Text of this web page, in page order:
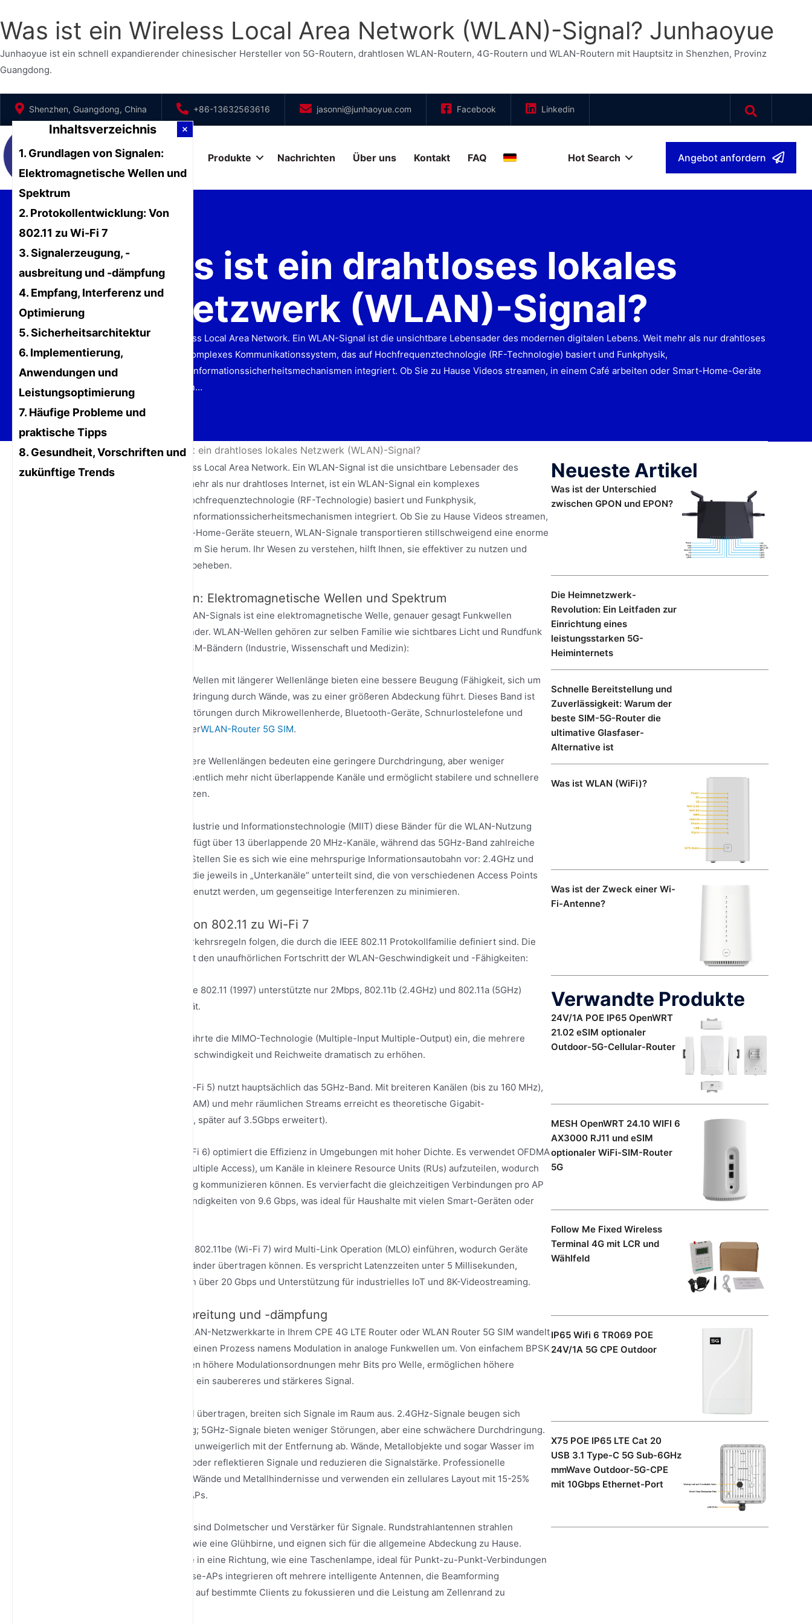
Was ist ein Wireless Local Area Network (WLAN)-Signal? Junhaoyue
Junhaoyue ist ein schnell expandierender chinesischer Hersteller von 5G-Routern, drahtlosen WLAN-Routern, 4G-Routern und WLAN-Routern mit Hauptsitz in Shenzhen, Provinz
Guangdong.
Zum
Inhalt
springen
Shenzhen, Guangdong, China +86-13632563616 jasonni@junhaoyue.com Facebook Linkedin
Startseite Produkte Nachrichten Über uns Kontakt FAQ Hot Search Angebot anfordern
Was ist ein drahtloses lokales
Netzwerk (WLAN)-Signal?
WLAN ist die Abkürzung für Wireless Local Area Network. Ein WLAN-Signal ist die unsichtbare Lebensader des modernen digitalen Lebens. Weit mehr als nur drahtloses
Internet, ist ein WLAN-Signal ein komplexes Kommunikationssystem, das auf Hochfrequenztechnologie (RF-Technologie) basiert und Funkphysik,
Computernetzwerkprotokolle und Informationssicherheitsmechanismen integriert. Ob Sie zu Hause Videos streamen, in einem Café arbeiten oder Smart-Home-Geräte
steuern, WLAN-Signale übertragen…
Startseite / Nachrichten / Was ist ein drahtloses lokales Netzwerk (WLAN)-Signal?
Inhaltsverzeichnis
1. Grundlagen von Signalen:
Elektromagnetische Wellen und
Spektrum
2. Protokollentwicklung: Von
802.11 zu Wi-Fi 7
3. Signalerzeugung, -
ausbreitung und -dämpfung
4. Empfang, Interferenz und
Optimierung
5. Sicherheitsarchitektur
6. Implementierung,
Anwendungen und
Leistungsoptimierung
7. Häufige Probleme und
praktische Tipps
8. Gesundheit, Vorschriften und
zukünftige Trends
WLAN ist die Abkürzung für Wireless Local Area Network. Ein WLAN-Signal ist die unsichtbare Lebensader des
modernen digitalen Lebens. Weit mehr als nur drahtloses Internet, ist ein WLAN-Signal ein komplexes
Kommunikationssystem, das auf Hochfrequenztechnologie (RF-Technologie) basiert und Funkphysik,
Computernetzwerkprotokolle und Informationssicherheitsmechanismen integriert. Ob Sie zu Hause Videos streamen,
in einem Café arbeiten oder Smart-Home-Geräte steuern, WLAN-Signale transportieren stillschweigend eine enorme
Menge an Daten durch den Raum um Sie herum. Ihr Wesen zu verstehen, hilft Ihnen, sie effektiver zu nutzen und
Verbindungsprobleme effizient zu beheben.
1. Grundlagen von Signalen: Elektromagnetische Wellen und Spektrum
Der physikalische Träger jedes WLAN-Signals ist eine elektromagnetische Welle, genauer gesagt Funkwellen
innerhalb bestimmter Frequenzbänder. WLAN-Wellen gehören zur selben Familie wie sichtbares Licht und Rundfunk
und arbeiten in zwei lizenzfreien ISM-Bändern (Industrie, Wissenschaft und Medizin):
2.4GHz Band (2400–2483.5MHz): Wellen mit längerer Wellenlänge bieten eine bessere Beugung (Fähigkeit, sich um
Hindernisse zu biegen) und Durchdringung durch Wände, was zu einer größeren Abdeckung führt. Dieses Band ist
jedoch überlastet und anfällig für Störungen durch Mikrowellenherde, Bluetooth-Geräte, Schnurlostelefone und
oderWLAN-Router 5G SIM.
5GHz Band (5725–5850MHz): Kürzere Wellenlängen bedeuten eine geringere Durchdringung, aber weniger
Störungen. Dieses Band bietet wesentlich mehr nicht überlappende Kanäle und ermöglicht stabilere und schnellere
Verbindungen über kürzere Distanzen.
In China hat das Ministerium für Industrie und Informationstechnologie (MIIT) diese Bänder für die WLAN-Nutzung
vorgesehen. Das 2.4GHz-Band verfügt über 13 überlappende 20 MHz-Kanäle, während das 5GHz-Band zahlreiche
nicht überlappende Kanäle bietet. Stellen Sie es sich wie eine mehrspurige Informationsautobahn vor: 2.4GHz und
5GHz sind zwei Hauptfahrbahnen, die jeweils in „Unterkanäle“ unterteilt sind, die von verschiedenen Access Points
(APs, gemeinhin Router genannt) genutzt werden, um gegenseitige Interferenzen zu minimieren.
2. Protokollentwicklung: Von 802.11 zu Wi-Fi 7
WLAN-Signale müssen strikten Verkehrsregeln folgen, die durch die IEEE 802.11 Protokollfamilie definiert sind. Die
Entwicklung dieses Standards zeigt den unaufhörlichen Fortschritt der WLAN-Geschwindigkeit und -Fähigkeiten:
Frühe Standards: Das ursprüngliche 802.11 (1997) unterstützte nur 2Mbps, 802.11b (2.4GHz) und 802.11a (5GHz)
brachten die anfängliche Popularität.
Großer Sprung: 802.11n (Wi-Fi 4) führte die MIMO-Technologie (Multiple-Input Multiple-Output) ein, die mehrere
Antennen gleichzeitig nutzt, um Geschwindigkeit und Reichweite dramatisch zu erhöhen.
Aktueller Mainstream: 802.11ac (Wi-Fi 5) nutzt hauptsächlich das 5GHz-Band. Mit breiteren Kanälen (bis zu 160 MHz),
fortschrittlicher Modulation (256-QAM) und mehr räumlichen Streams erreicht es theoretische Gigabit-
Geschwindigkeiten (bis zu 1.3Gbps, später auf 3.5Gbps erweitert).
Neueste Generation: 802.11ax (Wi-Fi 6) optimiert die Effizienz in Umgebungen mit hoher Dichte. Es verwendet OFDMA
(Orthogonal Frequency-Division Multiple Access), um Kanäle in kleinere Resource Units (RUs) aufzuteilen, wodurch
wesentlich mehr Geräte gleichzeitig kommunizieren können. Es vervierfacht die gleichzeitigen Verbindungen pro AP
und erreicht theoretische Geschwindigkeiten von 9.6 Gbps, was ideal für Haushalte mit vielen Smart-Geräten oder
Zukünftiger Trend: Das kommende 802.11be (Wi-Fi 7) wird Multi-Link Operation (MLO) einführen, wodurch Geräte
Daten gleichzeitig über mehrere Bänder übertragen können. Es verspricht Latenzzeiten unter 5 Millisekunden,
Einzelgerätegeschwindigkeiten von über 20 Gbps und Unterstützung für industrielles IoT und 8K-Videostreaming.
3. Signalerzeugung, -ausbreitung und -dämpfung
Erzeugung und Modulation: Die WLAN-Netzwerkkarte in Ihrem CPE 4G LTE Router oder WLAN Router 5G SIM wandelt
digitale Daten (0en und 1en) durch einen Prozess namens Modulation in analoge Funkwellen um. Von einfachem BPSK
bis zu effizientem 1024-QAM packen höhere Modulationsordnungen mehr Bits pro Welle, ermöglichen höhere
Geschwindigkeiten, erfordern aber ein saubereres und stärkeres Signal.
Ausbreitung und Dämpfung: Einmal übertragen, breiten sich Signale im Raum aus. 2.4GHz-Signale beugen sich
besser für eine größere Abdeckung; 5GHz-Signale bieten weniger Störungen, aber eine schwächere Durchdringung.
Signale dämpfen (schwächen) sich unweigerlich mit der Entfernung ab. Wände, Metallobjekte und sogar Wasser im
menschlichen Körper absorbieren oder reflektieren Signale und reduzieren die Signalstärke. Professionelle
Installationen vermeiden tragende Wände und Metallhindernisse und verwenden ein zellulares Layout mit 15-25%
Signalüberlappung zwischen den APs.
Die Rolle von Antennen: Antennen sind Dolmetscher und Verstärker für Signale. Rundstrahlantennen strahlen
gleichmäßig in alle Richtungen ab, wie eine Glühbirne, und eignen sich für die allgemeine Abdeckung zu Hause.
Richtantennen fokussieren Energie in eine Richtung, wie eine Taschenlampe, ideal für Punkt-zu-Punkt-Verbindungen
über große Entfernungen. Enterprise-APs integrieren oft mehrere intelligente Antennen, die Beamforming
ermöglichen, um die Signalenergie auf bestimmte Clients zu fokussieren und die Leistung am Zellenrand zu
Neueste Artikel
Was ist der Unterschied
zwischen GPON und EPON?
Die Heimnetzwerk-
Revolution: Ein Leitfaden zur
Einrichtung eines
leistungsstarken 5G-
Heiminternets
Schnelle Bereitstellung und
Zuverlässigkeit: Warum der
beste SIM-5G-Router die
ultimative Glasfaser-
Alternative ist
Was ist WLAN (WiFi)?
Was ist der Zweck einer Wi-
Fi-Antenne?
Verwandte Produkte
24V/1A POE IP65 OpenWRT
21.02 eSIM optionaler
Outdoor-5G-Cellular-Router
MESH OpenWRT 24.10 WIFI 6
AX3000 RJ11 und eSIM
optionaler WiFi-SIM-Router
5G
Follow Me Fixed Wireless
Terminal 4G mit LCR und
Wählfeld
IP65 Wifi 6 TR069 POE
24V/1A 5G CPE Outdoor
X75 POE IP65 LTE Cat 20
USB 3.1 Type-C 5G Sub-6GHz
mmWave Outdoor-5G-CPE
mit 10Gbps Ethernet-Port